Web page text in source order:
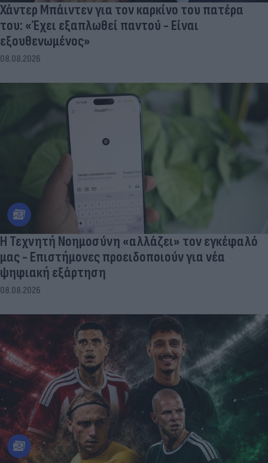
Χάντερ Μπάιντεν για τον καρκίνο του πατέρα
του: «Έχει εξαπλωθεί παντού - Είναι
εξουθενωμένος»
08.08.2026
Η Τεχνητή Νοημοσύνη «αλλάζει» τον εγκέφαλό
μας - Eπιστήμονες προειδοποιούν για νέα
ψηφιακή εξάρτηση
08.08.2026